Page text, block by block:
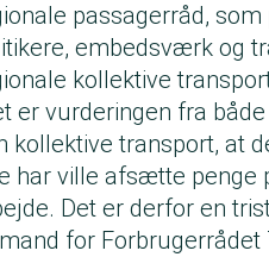
passagerråd,
embedsværk og
kollektive
er vurderingen fra
kollektive transport, at
har ville afsætte penge
Det er derfor en
for Forbrugerrådet